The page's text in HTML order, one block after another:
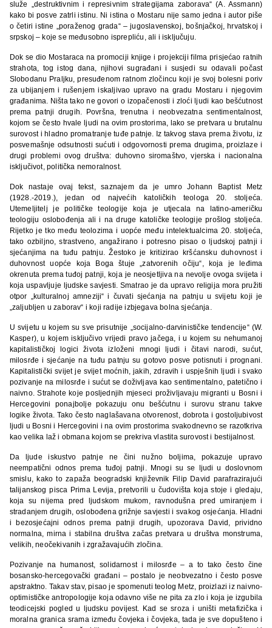
služe „destruktivnim i represivnim strategijama zaborava“ (A. Assmann)
kako bi posve zatrli istinu. Ni istina o Mostaru nije samo jedna i autor piše
o četiri istine „poraženog grada“ – jugoslavenskoj, bošnjačkoj, hrvatskoj i
srpskoj – koje se međusobno isprepliću, ali i isključuju.
Dok se dio Mostaraca na promociji knjige i projekciji filma prisjećao ratnih
strahota, tog istog dana, njihovi sugrađani i susjedi su odavali počast
Slobodanu Praljku, presuđenom ratnom zločincu koji je svoj bolesni poriv
za ubijanjem i rušenjem iskaljivao upravo na gradu Mostaru i njegovim
građanima. Ništa tako ne govori o izopačenosti i zloći ljudi kao bešćutnost
prema patnji drugih. Površna, trenutna i neobvezatna sentimentalnost,
kojom se često hvale ljudi na ovim prostorima, lako se pretvara u brutalnu
surovost i hladno promatranje tuđe patnje. Iz takvog stava prema životu, iz
posvemašnje odsutnosti sućuti i odgovornosti prema drugima, proizlaze i
drugi problemi ovog društva: duhovno siromaštvo, vjerska i nacionalna
isključivot, politička nemoralnost.
Dok nastaje ovaj tekst, saznajem da je umro Johann Baptist Metz
(1928.-2019.), jedan od najvećih katoličkih teologa 20. stoljeća.
Utemeljitelj je političke teologije koja je utjecala na latino-američku
teologiju oslobođenja ali i na druge katoličke teologije prošlog stoljeća.
Rijetko je tko među teolozima i uopće među intelektualcima 20. stoljeća,
tako ozbiljno, strastveno, angažirano i potresno pisao o ljudskoj patnji i
sjećanjima na tuđu patnju. Žestoko je kritizirao kršćansku duhovnost i
duhovnost uopće koja Boga štuje „zatvorenih očiju“, koja je leđima
okrenuta prema tuđoj patnji, koja je neosjetljiva na nevolje ovoga svijeta i
koja uspavljuje ljudske savjesti. Smatrao je da upravo religija mora pružiti
otpor „kulturalnoj amneziji“ i čuvati sjećanja na patnju u svijetu koji je
„zaljubljen u zaborav“ i koji radije izbjegava bolna sjećanja.
U svijetu u kojem su sve prisutnije „socijalno-darvinističke tendencije“ (W.
Kasper), u kojem isključivo vrijedi pravo jačega, i u kojem su nehumanoj
kapitalističkoj logici života izloženi mnogi ljudi i čitavi narodi, sućut,
milosrđe i sjećanje na tuđu patnju su gotovo posve potisnuti i prognani.
Kapitalistički svijet je svijet moćnih, jakih, zdravih i uspješnih ljudi i svako
pozivanje na milosrđe i sućut se doživljava kao sentimentalno, patetično i
naivno. Strahote koje posljednjih mjeseci proživljavaju migranti u Bosni i
Hercegovini ponajbolje pokazuju onu bešćutnu i surovu stranu takve
logike života. Tako često naglašavana otvorenost, dobrota i gostoljubivost
ljudi u Bosni i Hercegovini i na ovim prostorima svakodnevno se razotkriva
kao velika laž i obmana kojom se prekriva vlastita surovost i bestijalnost.
Da ljude iskustvo patnje ne čini nužno boljima, pokazuje upravo
neempatični odnos prema tuđoj patnji. Mnogi su se ljudi u doslovnom
smislu, kako to zapaža beogradski književnik Filip David parafrazirajući
talijanskog pisca Prima Levija, pretvorili u čudovišta koja stoje i gledaju,
koja su nijema pred ljudskom mukom, ravnodušna pred umiranjem i
stradanjem drugih, oslobođena grižnje savjesti i svakog osjećanja. Hladni
i bezosjećajni odnos prema patnji drugih, upozorava David, prividno
normalna, mirna i stabilna društva začas pretvara u društva monstruma,
velikih, neočekivanih i zgražavajućih zločina.
Pozivanje na humanost, solidarnost i milosrđe – a to tako često čine
bosansko-hercegovački građani – postalo je neobvezatno i često posve
apstraktno. Takav stav, pisao je spomenuti teolog Metz, proizlazi iz naivno-
optimističke antropologije koja odavno više ne pita za zlo i koja je izgubila
teodicejski pogled u ljudsku povijest. Kad se sroza i uništi metafizička i
moralna granica srama između čovjeka i čovjeka, tada je sve dopušteno i